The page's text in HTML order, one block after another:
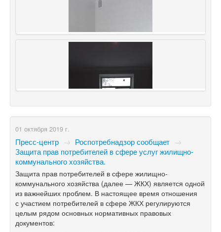
01 октября 2019 г.
Пресс-центр → Роспотребнадзор сообщает →
Защита прав потребителей в сфере услуг жилищно-
коммунального хозяйства.
Защита прав потребителей в сфере жилищно-
коммунального хозяйства (далее — ЖКХ) является одной
из важнейших проблем. В настоящее время отношения
с участием потребителей в сфере ЖКХ регулируются
целым рядом основных нормативных правовых
документов: